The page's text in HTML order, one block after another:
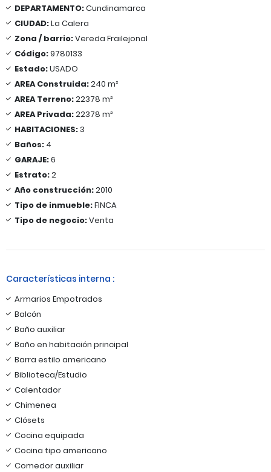
DEPARTAMENTO:Cundinamarca
CIUDAD:La Calera
Zona / barrio:Vereda Frailejonal
Código:9780133
Estado:USADO
AREA Construida:240 m²
AREA Terreno:22378 m²
AREA Privada:22378 m²
HABITACIONES:3
Baños: 4
GARAJE:6
Estrato:2
Año construcción:2010
Tipo de inmueble:FINCA
Tipo de negocio:Venta
Características interna :
Armarios Empotrados
Balcón
Baño auxiliar
Baño en habitación principal
Barra estilo americano
Biblioteca/Estudio
Calentador
Chimenea
Clósets
Cocina equipada
Cocina tipo americano
Comedor auxiliar